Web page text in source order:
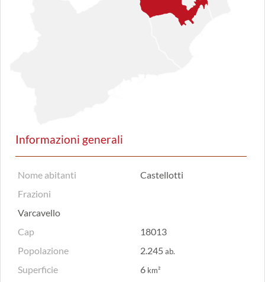
Informazioni generali
Nome abitanti
Castellotti
Frazioni
Varcavello
Cap
18013
Popolazione
2.245ab.
Superficie 6 km²